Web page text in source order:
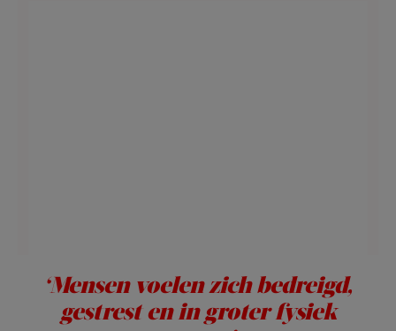
‘Mensen voelen zich bedreigd,
gestrest en in groter fysiek